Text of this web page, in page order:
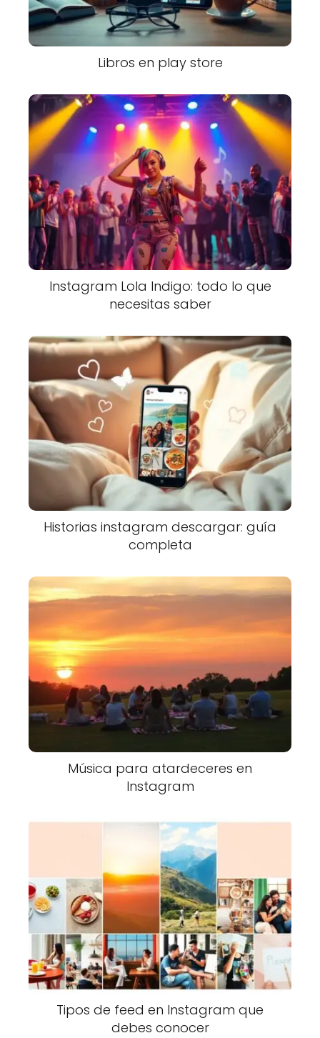
Libros en play store
Instagram Lola Indigo: todo lo que
necesitas saber
Historias instagram descargar: guía
completa
Música para atardeceres en
Instagram
Tipos de feed en Instagram que
debes conocer